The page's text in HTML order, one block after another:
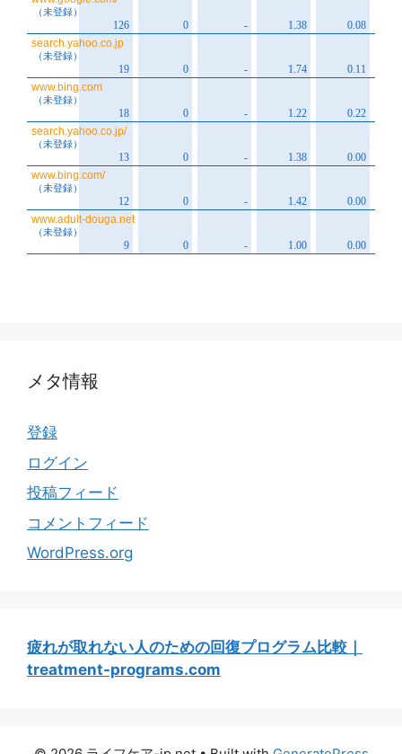
メタ情報
登録
ログイン
投稿フィード
コメントフィード
WordPress.org
疲れが取れない人のための回復プログラム比較｜
treatment-programs.com